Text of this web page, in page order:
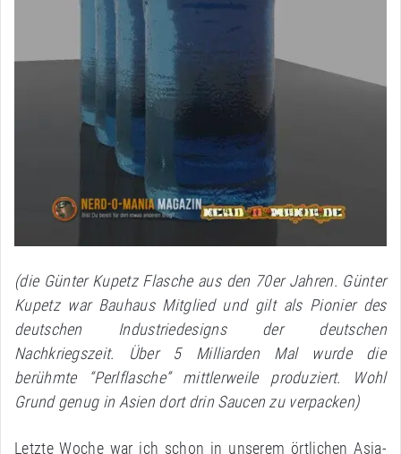
(die Günter Kupetz Flasche aus den 70er Jahren. Günter
Kupetz war Bauhaus Mitglied und gilt als Pionier des
deutschen Industriedesigns der deutschen
Nachkriegszeit. Über 5 Milliarden Mal wurde die
berühmte “Perlflasche” mittlerweile produziert. Wohl
Grund genug in Asien dort drin Saucen zu verpacken)
Letzte Woche war ich schon in unserem örtlichen Asia-